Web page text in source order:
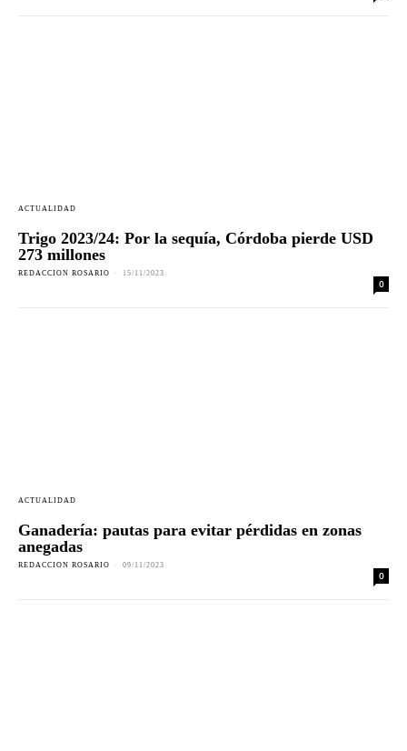
ACTUALIDAD
Trigo 2023/24: Por la sequía, Córdoba pierde USD
273 millones
REDACCION ROSARIO - 15/11/2023
0
ACTUALIDAD
Ganadería: pautas para evitar pérdidas en zonas
anegadas
REDACCION ROSARIO - 09/11/2023
0